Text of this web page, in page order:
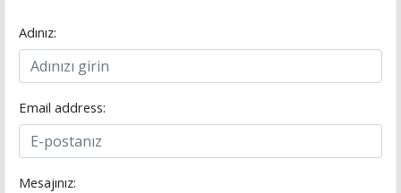
Adınız:
Email address:
Mesajınız: